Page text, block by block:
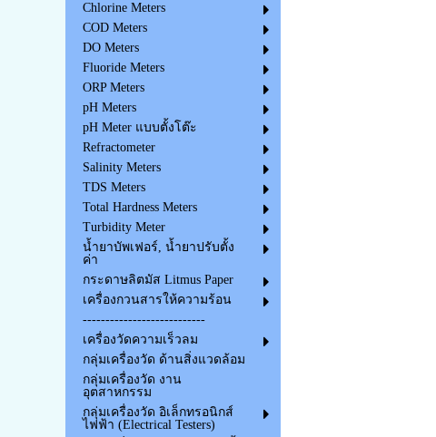
Chlorine Meters
COD Meters
DO Meters
Fluoride Meters
ORP Meters
pH Meters
pH Meter แบบตั้งโต๊ะ
Refractometer
Salinity Meters
TDS Meters
Total Hardness Meters
Turbidity Meter
น้ำยาบัพเฟอร์, น้ำยาปรับตั้ง
ค่า
กระดาษลิตมัส Litmus Paper
เครื่องกวนสารให้ความร้อน
---------------------------
เครื่องวัดความเร็วลม
กลุ่มเครื่องวัด ด้านสิ่งแวดล้อม
กลุ่มเครื่องวัด งาน
อุตสาหกรรม
กลุ่มเครื่องวัด อิเล็กทรอนิกส์
ไฟฟ้า (Electrical Testers)